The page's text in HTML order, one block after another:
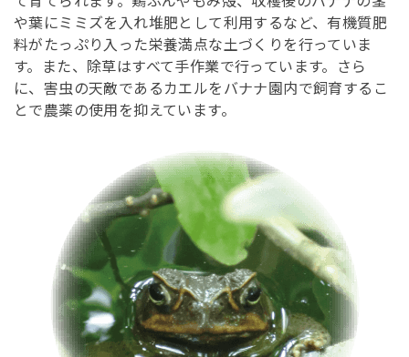
や葉にミミズを入れ堆肥として利用するなど、有機質肥
料がたっぷり入った栄養満点な土づくりを行っていま
す。また、除草はすべて手作業で行っています。さら
に、害虫の天敵であるカエルをバナナ園内で飼育するこ
とで農薬の使用を抑えています。